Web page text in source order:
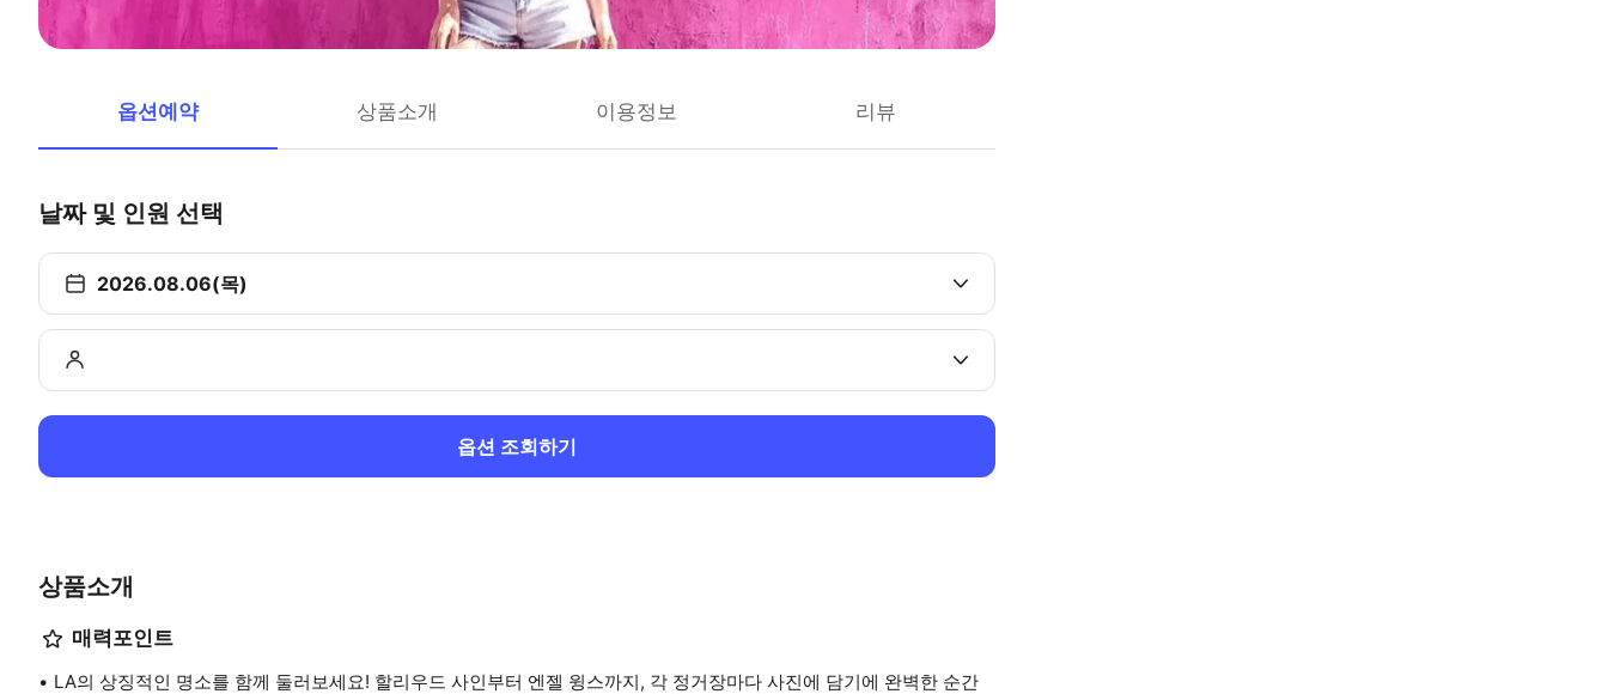
옵션예약 상품소개 이용정보 리뷰
날짜 및 인원 선택
2026.08.06(목)
옵션 조회하기
상품소개
매력포인트
LA의 상징적인 명소를 함께 둘러보세요! 할리우드 사인부터 엔젤 윙스까지, 각 정거장마다 사진에 담기에 완벽한 순간